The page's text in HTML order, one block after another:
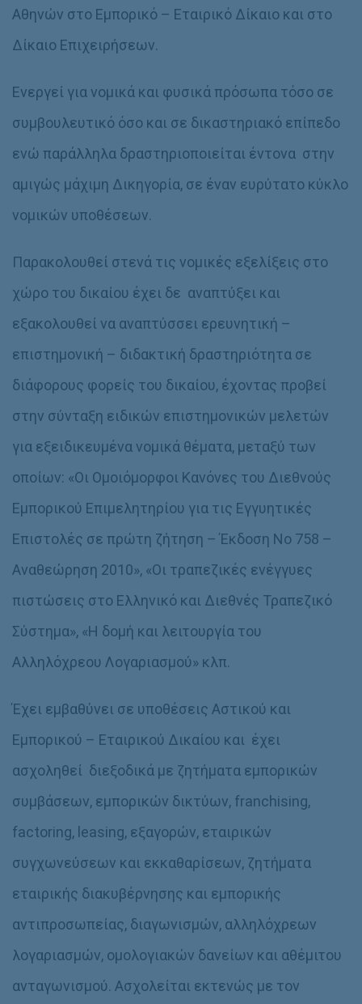
Αθηνών στο Εμπορικό – Εταιρικό Δίκαιο και στο
Δίκαιο Επιχειρήσεων.
Ενεργεί για νομικά και φυσικά πρόσωπα τόσο σε
συμβουλευτικό όσο και σε δικαστηριακό επίπεδο
ενώ παράλληλα δραστηριοποιείται έντονα στην
αμιγώς μάχιμη Δικηγορία, σε έναν ευρύτατο κύκλο
νομικών υποθέσεων.
Παρακολουθεί στενά τις νομικές εξελίξεις στο
χώρο του δικαίου έχει δε αναπτύξει και
εξακολουθεί να αναπτύσσει ερευνητική –
επιστημονική – διδακτική δραστηριότητα σε
διάφορους φορείς του δικαίου, έχοντας προβεί
στην σύνταξη ειδικών επιστημονικών μελετών
για εξειδικευμένα νομικά θέματα, μεταξύ των
οποίων: «Οι Ομοιόμορφοι Κανόνες του Διεθνούς
Εμπορικού Επιμελητηρίου για τις Εγγυητικές
Επιστολές σε πρώτη ζήτηση – Έκδοση Νο 758 –
Αναθεώρηση 2010», «Οι τραπεζικές ενέγγυες
πιστώσεις στο Ελληνικό και Διεθνές Τραπεζικό
Σύστημα», «Η δομή και λειτουργία του
Αλληλόχρεου Λογαριασμού» κλπ.
Έχει εμβαθύνει σε υποθέσεις Αστικού και
Εμπορικού – Εταιρικού Δικαίου και έχει
ασχοληθεί διεξοδικά με ζητήματα εμπορικών
συμβάσεων, εμπορικών δικτύων, franchising,
factoring, leasing, εξαγορών, εταιρικών
συγχωνεύσεων και εκκαθαρίσεων, ζητήματα
εταιρικής διακυβέρνησης και εμπορικής
αντιπροσωπείας, διαγωνισμών, αλληλόχρεων
λογαριασμών, ομολογιακών δανείων και αθέμιτου
ανταγωνισμού. Ασχολείται εκτενώς με τον